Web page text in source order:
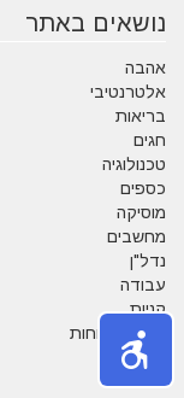
נושאים באתר
אהבה
אלטרנטיבי
בריאות
חגים
טכנולוגיה
כספים
מוסיקה
מחשבים
נדל"ן
עבודה
קניות
שירות לקוחות
תזונה